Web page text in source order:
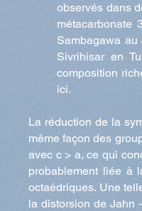
observés dans
métacarbonate
Sambagawa au
Sivrihisar en
composition
ici.
La réduction de la
même façon des
avec c > a, ce qui
probablement liée à
octaédriques. Une
la distorsion de Jahn